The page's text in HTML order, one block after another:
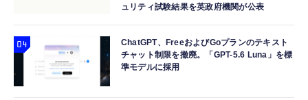
ュリティ試験結果を英政府機関が公表
ChatGPT、FreeおよびGoプランのテキスト
チャット制限を撤廃。「GPT-5.6 Luna」を標
準モデルに採用